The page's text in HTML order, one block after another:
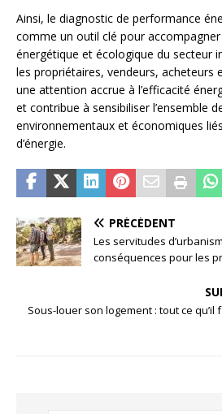
Ainsi, le diagnostic de performance
comme un outil clé pour
énergétique et écologique du secteur
les propriétaires, vendeurs, acheteurs
une attention accrue à l’efficacité
et contribue à sensibiliser l’ensemble
environnementaux et économiques
d’énergie.
PRÉCÉDENT
Les servitudes
conséquences pour les
Sous-louer son logement : tout ce qu’il